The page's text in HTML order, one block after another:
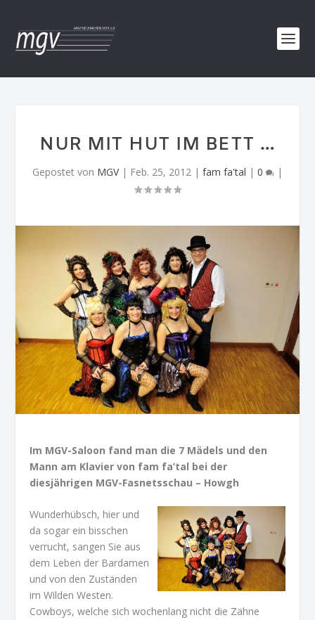
NUR MIT HUT IM BETT …
Gepostet von MGV| Feb. 25, 2012 | fam fa'tal | 0 |
Im MGV-Saloon fand man die 7 Mädels und den
Mann am Klavier von fam fa’tal bei der
diesjährigen MGV-Fasnetsschau – Howgh
Wunderhübsch, hier und
da sogar ein bisschen
verrucht, sangen Sie aus
dem Leben der Bardamen
und von den Zuständen
im Wilden Westen.
Cowboys, welche sich wochenlang nicht die Zähne